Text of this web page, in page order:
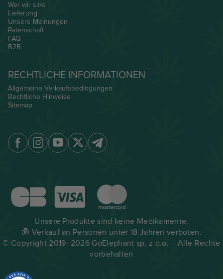
Wer wir sind
Lieferung
Unsere Meinungen
Patenschaft
FAQ
B2B
RECHTLICHE INFORMATIONEN
Allgemeine Verkaufsbedingungen
Rechtliche Hinweise
Sitemap
Unsere Produkte sind keine Medikamente.
🔞 Verkauf an Personen unter 18 Jahren verboten.
© Copyright 2019–2026 GoElephant sp. z o.o. – Alle Rechte
vorbehalten